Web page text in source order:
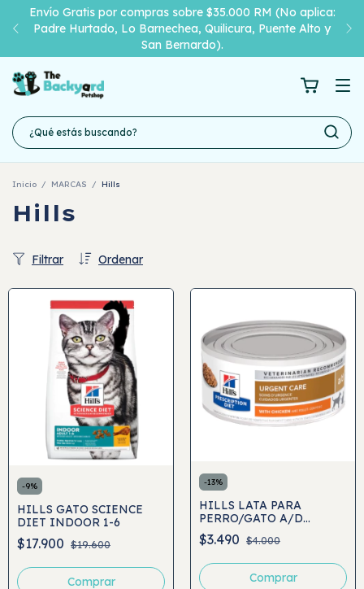
Envío Gratis por compras sobre $35.000 RM (No aplica:
Padre Hurtado, Lo Barnechea, Quilicura, Puente Alto y
San Bernardo).
Inicio / MARCAS / Hills
Hills
Ordenar
Filtrar
-9%
HILLS GATO SCIENCE
DIET INDOOR 1-6
$17.900 $19.600
Comprar
-13%
HILLS LATA PARA
PERRO/GATO A/D
URGENT CARE 156GR
$3.490 $4.000